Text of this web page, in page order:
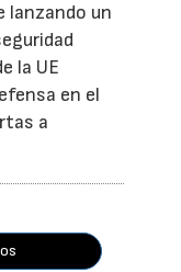
lanzando un
la UE
en el
a